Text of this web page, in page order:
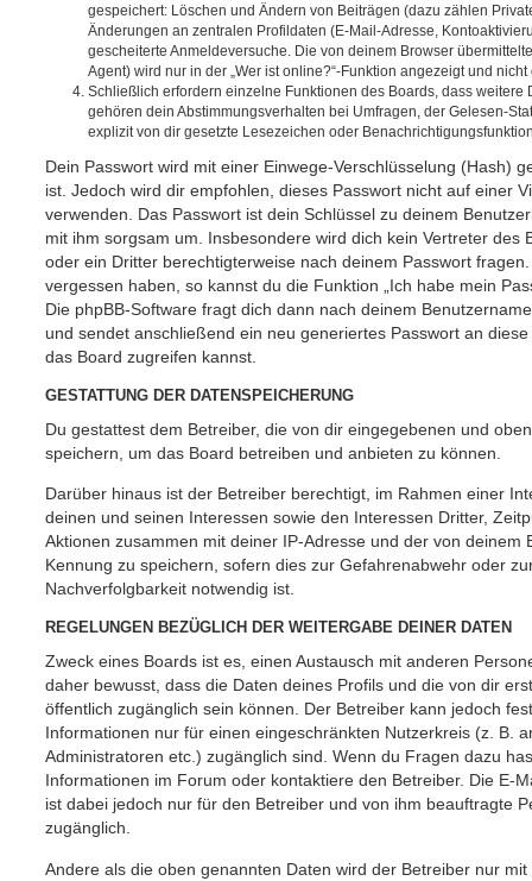
gespeichert: Löschen und Ändern von Beiträgen (dazu zählen
Änderungen an zentralen Profildaten (E-Mail-Adresse,
gescheiterte Anmeldeversuche. Die von deinem Browser
Agent) wird nur in der „Wer ist online?“-Funktion angezeigt und
Schließlich erfordern einzelne Funktionen des Boards, dass weitere
gehören dein Abstimmungsverhalten bei Umfragen, der Gelesen-
explizit von dir gesetzte Lesezeichen oder
Dein Passwort wird mit einer Einwege-Verschlüsselung (Hash)
ist. Jedoch wird dir empfohlen, dieses Passwort nicht auf einer
verwenden. Das Passwort ist dein Schlüssel zu deinem
mit ihm sorgsam um. Insbesondere wird dich kein Vertreter des
oder ein Dritter berechtigterweise nach deinem Passwort
vergessen haben, so kannst du die Funktion „Ich habe mein
Die phpBB-Software fragt dich dann nach deinem
und sendet anschließend ein neu generiertes Passwort an
das Board zugreifen kannst.
GESTATTUNG DER DATENSPEICHERUNG
Du gestattest dem Betreiber, die von dir eingegebenen und
speichern, um das Board betreiben und anbieten zu können.
Darüber hinaus ist der Betreiber berechtigt, im Rahmen einer
deinen und seinen Interessen sowie den Interessen Dritter,
Aktionen zusammen mit deiner IP-Adresse und der von deinem
Kennung zu speichern, sofern dies zur Gefahrenabwehr oder
Nachverfolgbarkeit notwendig ist.
REGELUNGEN BEZÜGLICH DER WEITERGABE DEINER DATEN
Zweck eines Boards ist es, einen Austausch mit anderen
daher bewusst, dass die Daten deines Profils und die von dir
öffentlich zugänglich sein können. Der Betreiber kann jedoch
Informationen nur für einen eingeschränkten Nutzerkreis (z. B.
Administratoren etc.) zugänglich sind. Wenn du Fragen dazu
Informationen im Forum oder kontaktiere den Betreiber. Die E-
ist dabei jedoch nur für den Betreiber und von ihm beauftragte
zugänglich.
Andere als die oben genannten Daten wird der Betreiber nur